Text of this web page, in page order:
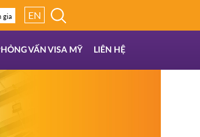
gia EN
VẤN VISA MỸ LIÊN HỆ